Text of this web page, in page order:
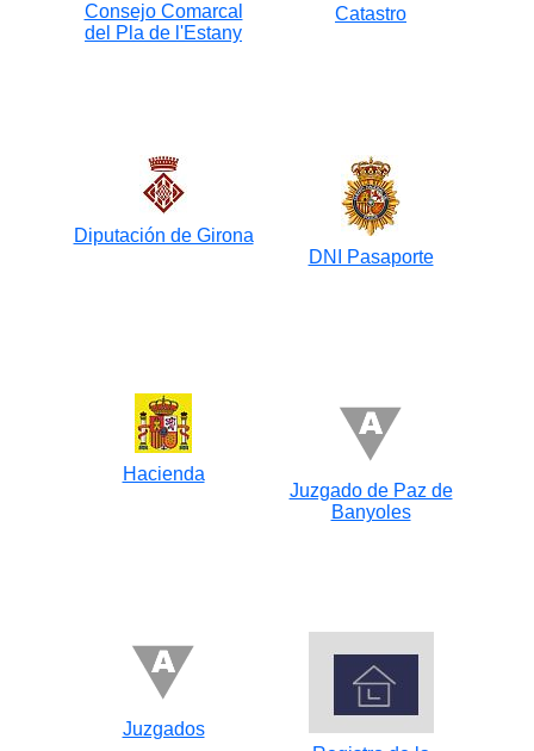
Consejo Comarcal
del Pla de l'Estany
Catastro
Diputación de Girona
DNI Pasaporte
Hacienda
Juzgado de Paz de
Banyoles
Juzgados